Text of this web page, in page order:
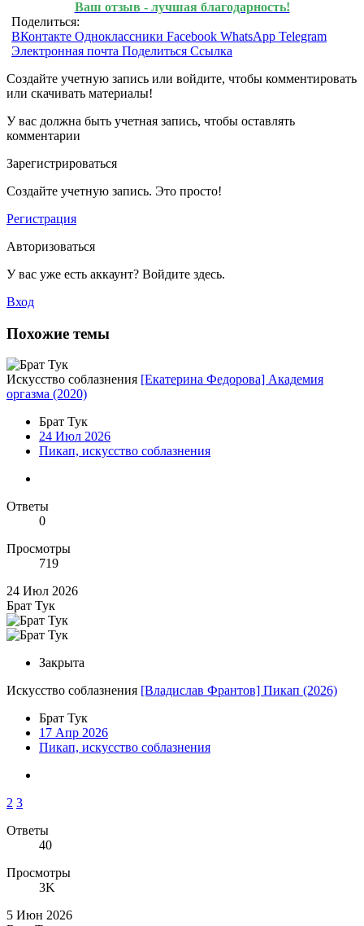
Ваш отзыв - лучшая благодарность!
Поделиться:
ВКонтакте Одноклассники Facebook WhatsApp Telegram
Электронная почта Поделиться Ссылка
Создайте учетную запись или войдите, чтобы комментировать
или скачивать материалы!
У вас должна быть учетная запись, чтобы оставлять
комментарии
Зарегистрироваться
Создайте учетную запись. Это просто!
Регистрация
Авторизоваться
У вас уже есть аккаунт? Войдите здесь.
Вход
Похожие темы
Искусство соблазнения [Екатерина Федорова] Академия
оргазма (2020)
Брат Тук
24 Июл 2026
Пикап, искусство соблазнения
Ответы
0
Просмотры
719
24 Июл 2026
Брат Тук
Закрыта
Искусство соблазнения [Владислав Франтов] Пикап (2026)
Брат Тук
17 Апр 2026
Пикап, искусство соблазнения
2 3
Ответы
40
Просмотры
3K
5 Июн 2026